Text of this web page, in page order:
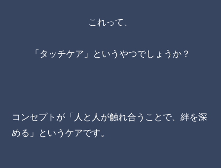
これって、
「タッチケア」というやつでしょうか？
コンセプトが「人と人が触れ合うことで、絆を深
める」というケアです。